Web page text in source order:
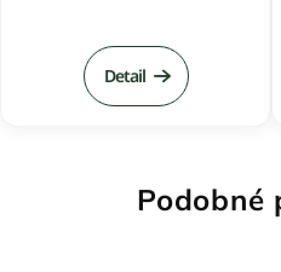
Detail
Podobné